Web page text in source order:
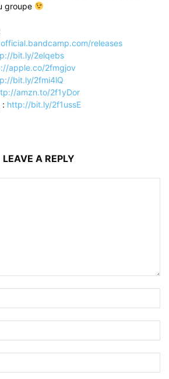
groupe
releases
bit.ly/2elqebs
apple.co/2fmgjov
bit.ly/2fmi4lQ
amzn.to/2f1yDor
: http://bit.ly/2f1ussE
LEAVE A REPLY